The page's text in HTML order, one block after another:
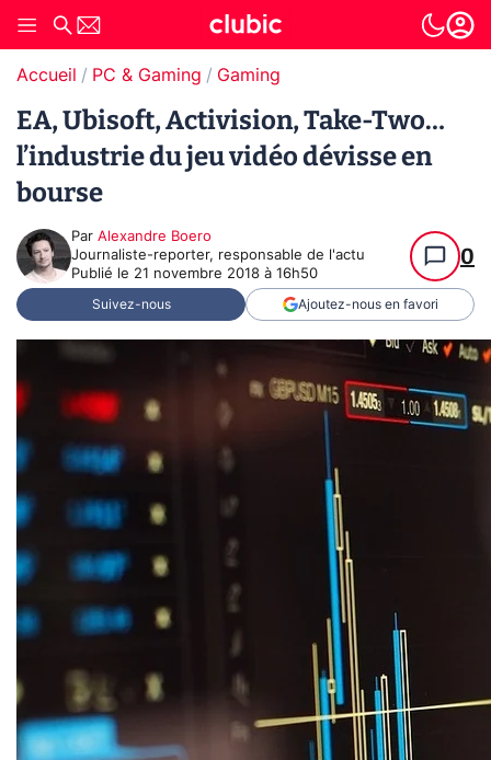
Accueil PC & Gaming Gaming
EA, Ubisoft, Activision, Take-Two…
l’industrie du jeu vidéo dévisse en
bourse
Par Alexandre Boero
Journaliste-reporter, responsable de l'actu
Publié le 21 novembre 2018 à 16h50
0
Suivez-nous Ajoutez-nous en favori